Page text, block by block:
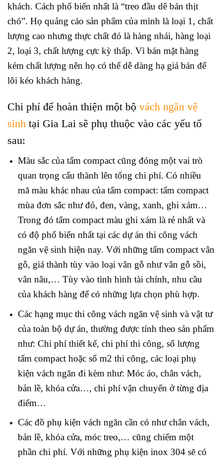
khách. Cách phổ biến nhất là “treo đầu dê bán thịt
chó”. Họ quảng cáo sản phẩm của mình là loại 1, chất
lượng cao nhưng thực chất đó là hàng nhái, hàng loại
2, loại 3, chất lượng cực kỳ thấp. Vì bán mặt hàng
kém chất lượng nên họ có thể dễ dàng hạ giá bán để
lôi kéo khách hàng.
Chi phí để hoàn thiện một bộ vách ngăn vệ
sinh tại Gia Lai sẽ phụ thuộc vào các yếu tố
sau:
Màu sắc của tấm compact cũng đóng một vai trò
quan trọng cấu thành lên tổng chi phí. Có nhiều
mã màu khác nhau của tấm compact: tấm compact
mùa đơn sắc như đỏ, đen, vàng, xanh, ghi xám…
Trong đó tấm compact màu ghi xám là rẻ nhất và
có độ phổ biến nhất tại các dự án thi công vách
ngăn vệ sinh hiện nay. Với những tấm compact vân
gỗ, giá thành tùy vào loại vân gỗ như vân gỗ sồi,
vân nâu,… Tùy vào tình hình tài chính, nhu cầu
của khách hàng để có những lựa chọn phù hợp.
Các hạng mục thi công vách ngăn vệ sinh và vật tư
của toàn bộ dự án, thường được tính theo sản phẩm
như: Chi phí thiết kế, chi phí thi công, số lượng
tấm compact hoặc số m2 thi công, các loại phụ
kiện vách ngăn đi kèm như: Móc áo, chân vách,
bản lề, khóa cửa…, chi phí vận chuyển ở từng địa
điểm…
Các đồ phụ kiện vách ngăn cần có như chân vách,
bản lề, khóa cửa, móc treo,… cũng chiếm một
phần chi phí. Với những phụ kiện inox 304 sẽ có